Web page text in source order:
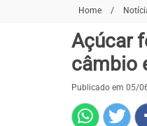
Home /
Açúcar
câmbio
Publicado em 05/